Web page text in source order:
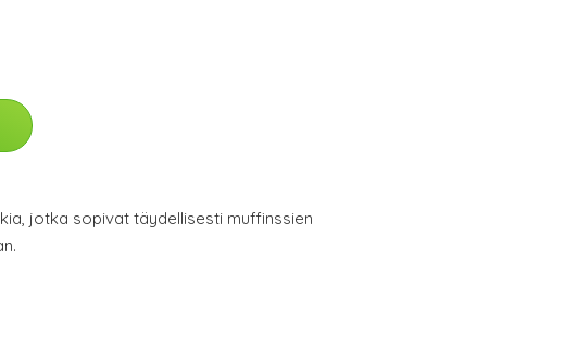
jotka sopivat täydellisesti muffinssien